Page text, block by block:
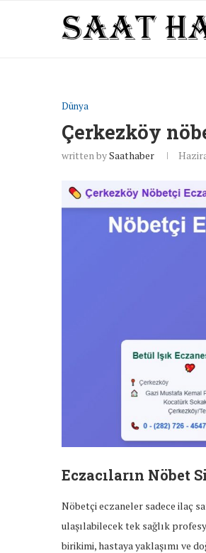
Dünya
Çerkezköy
written bySaathaber
Eczacıların Nöbet
Nöbetçi eczaneler sadece ilaç
ulaşılabilecek tek sağlık
birikimi, hastaya yaklaşımı ve